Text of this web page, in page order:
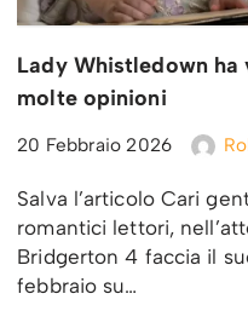
Lady Whistledown
molte opinioni
20 Febbraio 2026
Salva l’articolo Cari
romantici lettori,
Bridgerton 4 faccia il
febbraio su…